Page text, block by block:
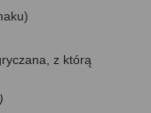
z którą